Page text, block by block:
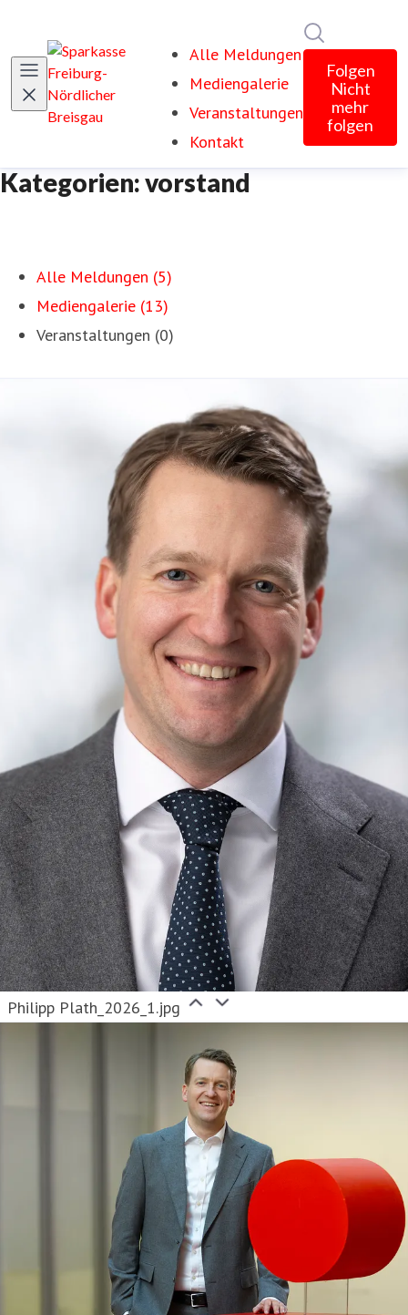
Alle Meldungen
Mediengalerie
Veranstaltungen
Kontakt
Folgen
Nicht
mehr
folgen
Kategorien: vorstand
Alle Meldungen (5)
Mediengalerie (13)
Veranstaltungen (0)
Philipp Plath_2026_1.jpg